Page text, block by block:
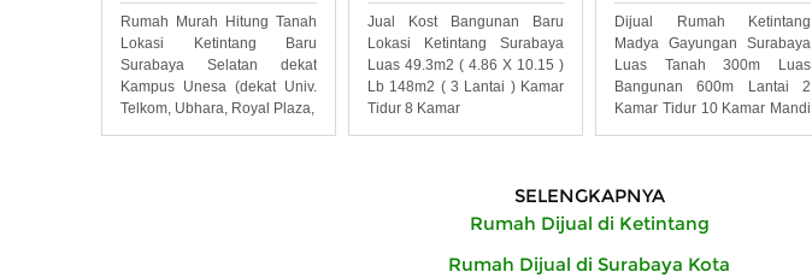
Rumah Murah Hitung Tanah
Lokasi Ketintang Baru
Surabaya Selatan dekat
Kampus Unesa (dekat Univ.
Telkom, Ubhara, Royal Plaza,
Jual Kost Bangunan Baru
Lokasi Ketintang Surabaya
Luas 49.3m2 ( 4.86 X 10.15 )
Lb 148m2 ( 3 Lantai ) Kamar
Tidur 8 Kamar
Dijual Rumah Ketintang
Madya Gayungan Surabaya
Luas Tanah 300m Luas
Bangunan 600m Lantai 2
Kamar Tidur 10 Kamar Mandi
SELENGKAPNYA
Rumah Dijual di Ketintang
Rumah Dijual di Surabaya Kota